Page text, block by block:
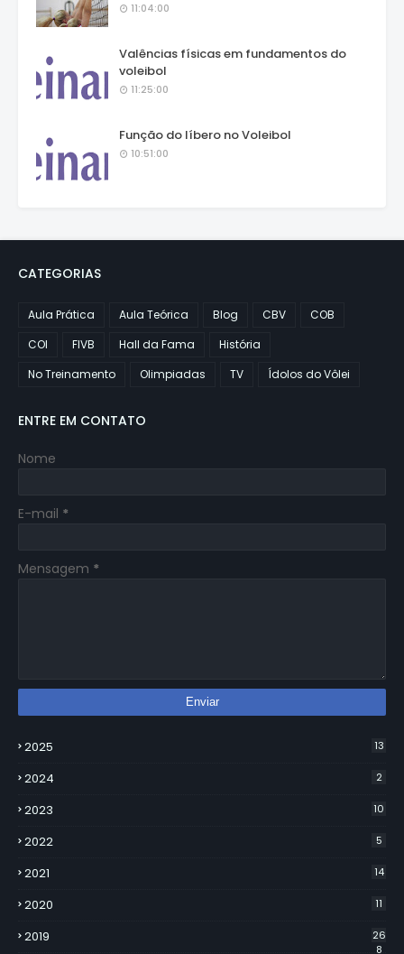
11:04:00
Valências físicas em fundamentos do
voleibol
11:25:00
Função do líbero no Voleibol
10:51:00
CATEGORIAS
Aula Prática Aula Teórica Blog CBV
COB
COI
FIVB Hall da Fama
História
No Treinamento
Olimpiadas TV Ídolos do Vôlei
ENTRE EM CONTATO
Nome
E-mail *
Mensagem *
2025 13
2024 2
2023 10
2022 5
2021 14
2020 11
2019
26
8